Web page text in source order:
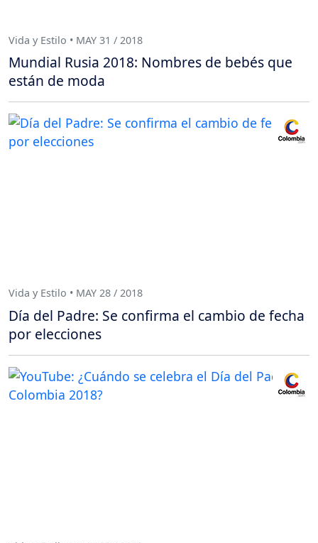
Vida y Estilo • MAY 31 / 2018
Mundial Rusia 2018: Nombres de bebés que
están de moda
Vida y Estilo • MAY 28 / 2018
Día del Padre: Se confirma el cambio de fecha
por elecciones